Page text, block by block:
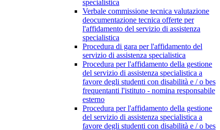
specialistica
Verbale commissione tecnica valutazione
deocumentazione tecnica offerte per
l'affidamento del servizio di assistenza
specialistica
Procedura di gara per l'affidamento del
servizio di assistenza specialistica
Procedura per l'affidamento della gestione
del servizio di assistenza specialistica a
favore degli studenti con disabilità e / o bes
frequentanti l'istituto - nomina responsabile
esterno
Procedura per l'affidamento della gestione
del servizio di assistenza specialistica a
favore degli studenti con disabilità e / o bes